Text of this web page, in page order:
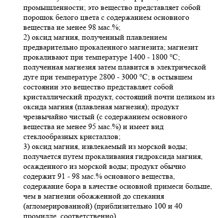
промышленности; это вещество представляет собой
порошок белого цвета с содержанием основного
вещества не менее 98 мас.%;
2) оксид магния, полученный плавлением
предварительно прокаленного магнезита; магнезит
прокаливают при температуре 1400 - 1800 °C;
полученная магнезия затем плавится в электрической
дуге при температуре 2800 - 3000 °C; в остывшем
состоянии это вещество представляет собой
кристаллический продукт, состоящий почти целиком из
оксида магния (плавленая магнезия); продукт
чрезвычайно чистый (с содержанием основного
вещества не менее 95 мас.%) и имеет вид
стеклообразных кристаллов;
3) оксид магния, извлекаемый из морской воды;
получается путем прокаливания гидроксида магния,
осажденного из морской воды; продукт обычно
содержит 91 - 98 мас.% основного вещества,
содержание бора в качестве основной примеси больше,
чем в магнезии обожженной до спекания
(агломерированной) (приблизительно 100 и 40
промилле, соответственно).